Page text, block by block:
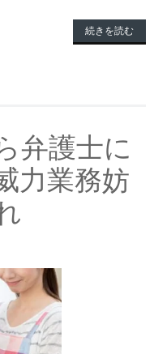
続きを読む
弁護士に
力業務妨